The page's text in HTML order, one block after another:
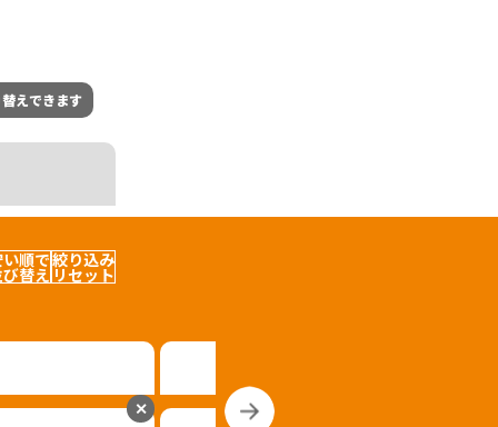
えできます
い順で
替え
絞り込み
リセット
✕